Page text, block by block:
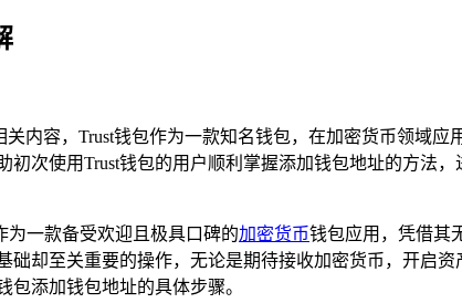
内容，Trust钱包作为一款知名钱包，在加密货币领域
次使用Trust钱包的用户顺利掌握添加钱包地址的方法
为一款备受欢迎且极具口碑的加密货币钱包应用，凭借其
础却至关重要的操作，无论是期待接收加密货币，开启
添加钱包地址的具体步骤。